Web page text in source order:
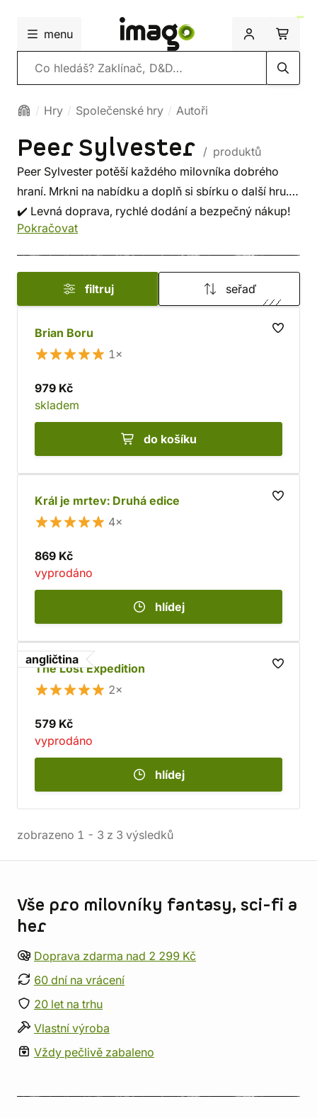
menu
Vyhledávání
Hry Společenské hry Autoři
Peer Sylvester / produktů
Peer Sylvester potěší každého milovníka dobrého
hraní. Mrkni na nabídku a doplň si sbírku o další hru.
✔️ Levná doprava, rychlé dodání a bezpečný nákup!
Pokračovat
filtruj seřaď
Brian Boru
1×
979 Kč
skladem
do košíku
Král je mrtev: Druhá edice
4×
869 Kč
vyprodáno
hlídej
angličtina
The Lost Expedition
2×
579 Kč
vyprodáno
hlídej
zobrazeno 1 - 3 z 3 výsledků
Vše pro milovníky fantasy, sci-fi a
her
Doprava zdarma nad 2 299 Kč
60 dní na vrácení
20 let na trhu
Vlastní výroba
Vždy pečlivě zabaleno